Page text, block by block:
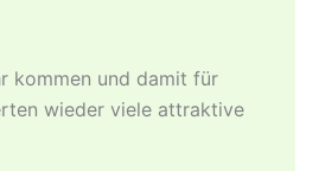
kommen und damit für
wieder viele attraktive